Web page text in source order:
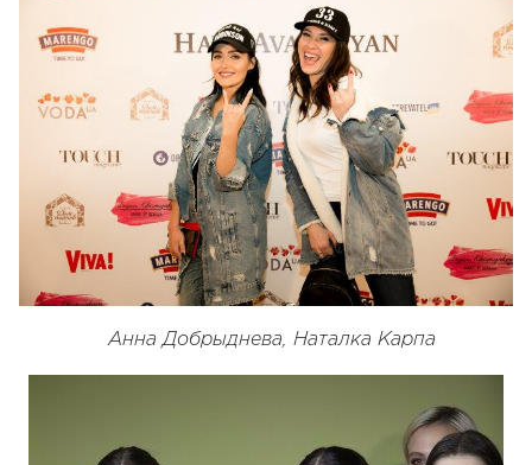
Анна Добрыднева, Наталка Карпа